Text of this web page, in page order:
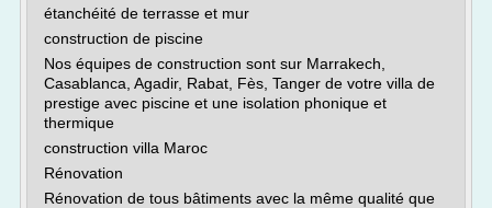
étanchéité de terrasse et mur
construction de piscine
Nos équipes de construction sont sur Marrakech,
Casablanca, Agadir, Rabat, Fès, Tanger de votre villa de
prestige avec piscine et une isolation phonique et
thermique
construction villa Maroc
Rénovation
Rénovation de tous bâtiments avec la même qualité que